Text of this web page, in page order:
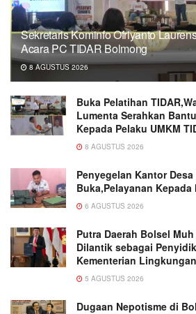
Sekretaris Kominfo Ofriyanto
Acara PC TIDAR Bolmong
8 AGUSTUS 2026
Buka Pelatihan
Lumenta Serahkan
Kepada Pelaku UMKM
8 AGUSTUS 2026
Penyegelan Kantor
Buka,Pelayanan
6 AGUSTUS 2026
Putra Daerah Bolsel
Dilantik sebagai
Kementerian
5 AGUSTUS 2026
Dugaan Nepotisme di